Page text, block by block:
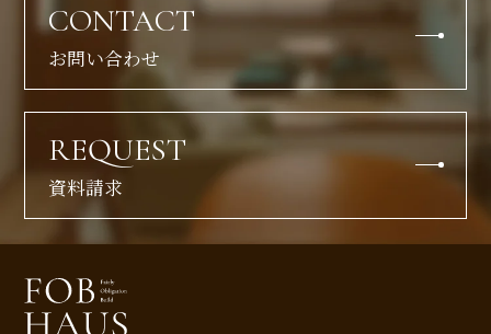
CONTACT
お問い合わせ
REQUEST
資料請求